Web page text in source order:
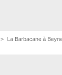
La Barbacane à